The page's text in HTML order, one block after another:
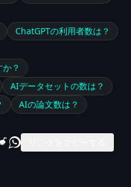
ChatGPTの利用者数は？
？
AIデータセットの数は？
AIの論文数は？